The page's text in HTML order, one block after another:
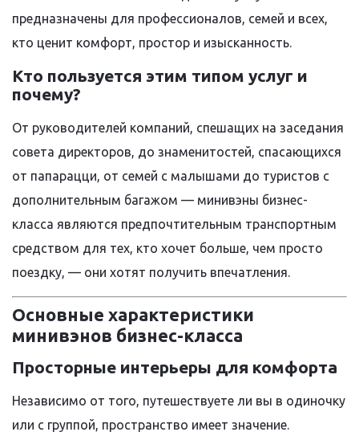
предназначены для профессионалов, семей и всех,
кто ценит комфорт, простор и изысканность.
Кто пользуется этим типом услуг и
почему?
От руководителей компаний, спешащих на заседания
совета директоров, до знаменитостей, спасающихся
от папарацци, от семей с малышами до туристов с
дополнительным багажом — минивэны бизнес-
класса являются предпочтительным транспортным
средством для тех, кто хочет больше, чем просто
поездку, — они хотят получить впечатления.
Основные характеристики
минивэнов бизнес-класса
Просторные интерьеры для комфорта
Независимо от того, путешествуете ли вы в одиночку
или с группой, пространство имеет значение.